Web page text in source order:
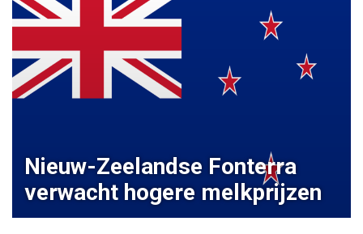
Nieuw-Zeelandse Fonterra
verwacht hogere melkprijzen